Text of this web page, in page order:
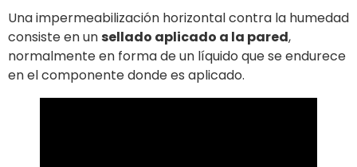
Una impermeabilización horizontal contra la humedad
consiste en unsellado aplicado a la pared,
normalmente en forma de un líquido que se endurece
en el componente donde es aplicado.